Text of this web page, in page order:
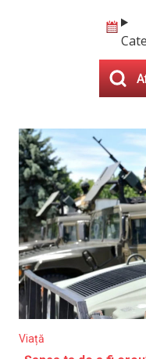
Viață